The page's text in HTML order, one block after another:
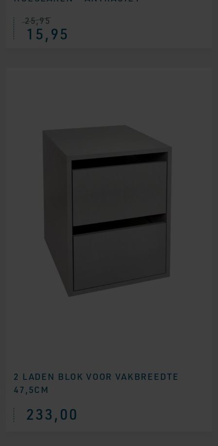
25,95
15,95
2 LADEN BLOK VOOR VAKBREEDTE
47,5CM
233,00